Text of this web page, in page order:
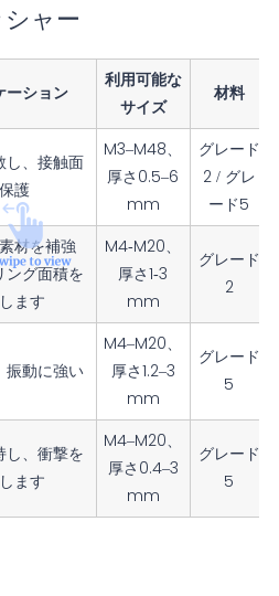
ャー
ーション
利用可能な
サイズ
材料
し、接触面
護
M3–M48、
厚さ0.5–6
mm
グレード
2 / グレ
ード5
材を補強
ング面積を
ます
M4-M20、
厚さ1-3
mm
グレード
2
振動に強い
M4–M20、
厚さ1.2–3
mm
グレード
5
し、衝撃を
ます
M4–M20、
厚さ0.4–3
mm
グレード
5